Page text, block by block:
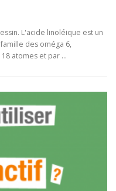
L'acide linoléique est un
des oméga 6,
atomes et par …